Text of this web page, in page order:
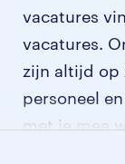
vacatures
vacatures.
zijn altijd op
personeel
met je mee